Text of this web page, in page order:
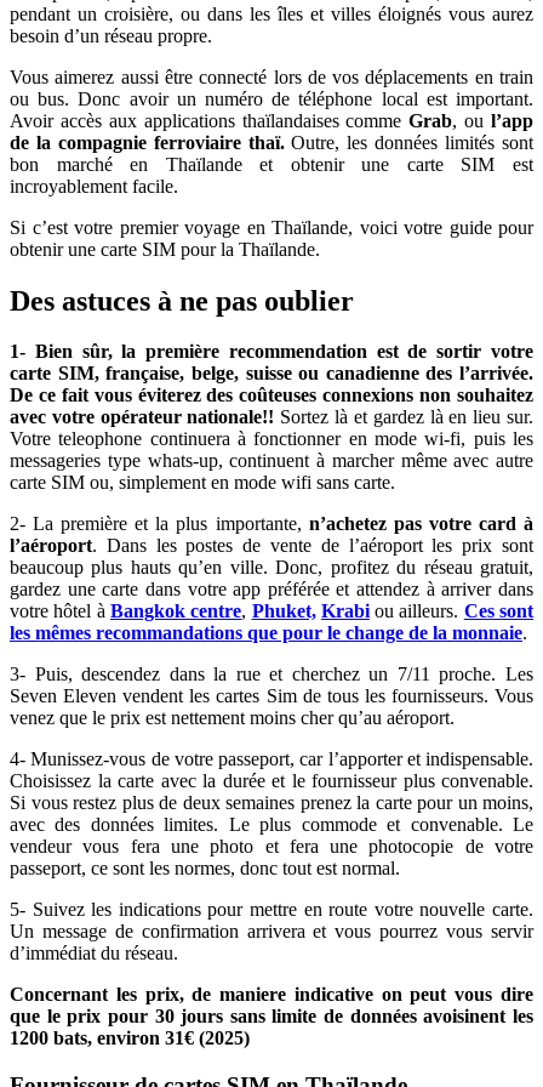
pendant un croisière, ou dans les îles et villes éloignés vous aurez
besoin d’un réseau propre.
Vous aimerez aussi être connecté lors de vos déplacements en train
ou bus. Donc avoir un numéro de téléphone local est important.
Avoir accès aux applications thaïlandaises commeGrab, ou l’app
de la compagnie ferroviaire thaï.Outre, les données limités sont
bon marché en Thaïlande et obtenir une carte SIM est
incroyablement facile.
Si c’est votre premier voyage en Thaïlande, voici votre guide pour
obtenir une carte SIM pour la Thaïlande.
Des astuces à ne pas oublier
1- Bien sûr, la première recommendation est de sortir votre
carte SIM, française, belge, suisse ou canadienne des l’arrivée.
De ce fait vous éviterez des coûteuses connexions non souhaitez
avec votre opérateur nationale!! Sortez là et gardez là en lieu sur.
Votre teleophone continuera à fonctionner en mode wi-fi, puis les
messageries type whats-up, continuent à marcher même avec autre
carte SIM ou, simplement en mode wifi sans carte.
2- La première et la plus importante, n’achetez pas votre card à
l’aéroport. Dans les postes de vente de l’aéroport les prix sont
beaucoup plus hauts qu’en ville. Donc, profitez du réseau gratuit,
gardez une carte dans votre app préférée et attendez à arriver dans
votre hôtel à Bangkok centre, Phuket, Krabiou ailleurs. Ces sont
les mêmes recommandations que pour le change de la monnaie.
3- Puis, descendez dans la rue et cherchez un 7/11 proche. Les
Seven Eleven vendent les cartes Sim de tous les fournisseurs. Vous
venez que le prix est nettement moins cher qu’au aéroport.
4- Munissez-vous de votre passeport, car l’apporter et indispensable.
Choisissez la carte avec la durée et le fournisseur plus convenable.
Si vous restez plus de deux semaines prenez la carte pour un moins,
avec des données limites. Le plus commode et convenable. Le
vendeur vous fera une photo et fera une photocopie de votre
passeport, ce sont les normes, donc tout est normal.
5- Suivez les indications pour mettre en route votre nouvelle carte.
Un message de confirmation arrivera et vous pourrez vous servir
d’immédiat du réseau.
Concernant les prix, de maniere indicative on peut vous dire
que le prix pour 30 jours sans limite de données avoisinent les
1200 bats, environ 31€ (2025)